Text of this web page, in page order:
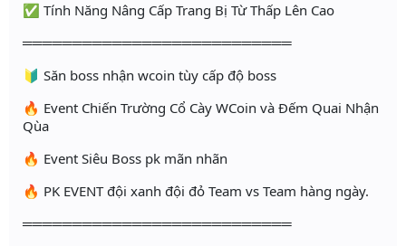
✅ Tính Năng Nâng Cấp Trang Bị Từ Thấp Lên Cao
═══════════════════════════
🔰 Săn boss nhận wcoin tùy cấp độ boss
🔥 Event Chiến Trường Cổ Cày WCoin và Đếm Quai Nhận
Qùa
🔥 Event Siêu Boss pk mãn nhãn
🔥 PK EVENT đội xanh đội đỏ Team vs Team hàng ngày.
═══════════════════════════